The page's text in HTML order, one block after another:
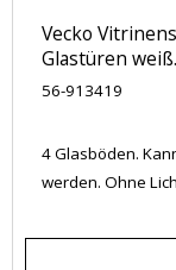
Vecko
Glastüren weiß.
56-913419
4 Glasböden.
werden. Ohne